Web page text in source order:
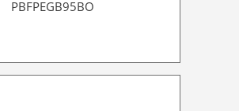
PBFPEGB95BO